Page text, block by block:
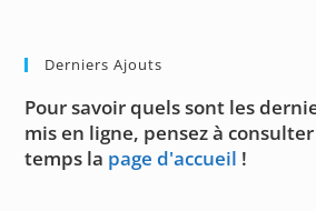
Derniers Ajouts
Pour savoir quels sont les
mis en ligne, pensez à
temps la page d'accueil !